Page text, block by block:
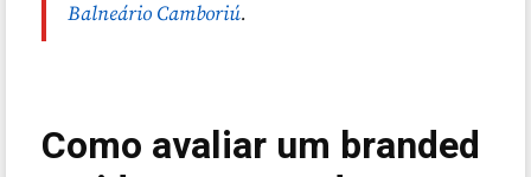
Balneário Camboriú.
Como avaliar um branded